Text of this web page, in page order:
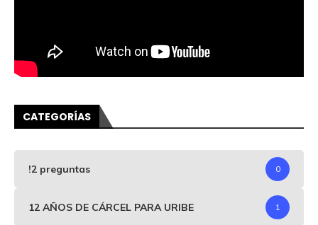
CATEGORÍAS
!2 preguntas 0
12 AÑOS DE CÁRCEL PARA URIBE 1